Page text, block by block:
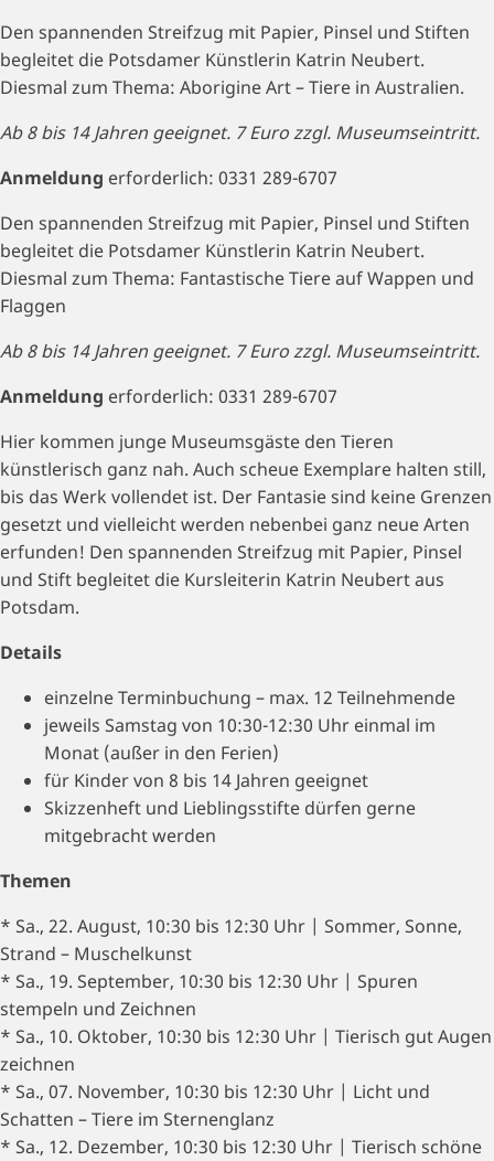
Den spannenden Streifzug mit Papier, Pinsel und Stiften
begleitet die Potsdamer Künstlerin Katrin Neubert.
Diesmal zum Thema: Aborigine Art – Tiere in Australien.
Ab 8 bis 14 Jahren geeignet. 7 Euro zzgl. Museumseintritt.
Anmeldung erforderlich: 0331 289-6707
Den spannenden Streifzug mit Papier, Pinsel und Stiften
begleitet die Potsdamer Künstlerin Katrin Neubert.
Diesmal zum Thema: Fantastische Tiere auf Wappen und
Flaggen
Ab 8 bis 14 Jahren geeignet. 7 Euro zzgl. Museumseintritt.
Anmeldung erforderlich: 0331 289-6707
Hier kommen junge Museumsgäste den Tieren
künstlerisch ganz nah. Auch scheue Exemplare halten still,
bis das Werk vollendet ist. Der Fantasie sind keine Grenzen
gesetzt und vielleicht werden nebenbei ganz neue Arten
erfunden! Den spannenden Streifzug mit Papier, Pinsel
und Stift begleitet die Kursleiterin Katrin Neubert aus
Potsdam.
Details
einzelne Terminbuchung – max. 12 Teilnehmende
jeweils Samstag von 10:30-12:30 Uhr einmal im
Monat (außer in den Ferien)
für Kinder von 8 bis 14 Jahren geeignet
Skizzenheft und Lieblingsstifte dürfen gerne
mitgebracht werden
Themen
* Sa., 22. August, 10:30 bis 12:30 Uhr | Sommer, Sonne,
Strand – Muschelkunst
* Sa., 19. September, 10:30 bis 12:30 Uhr | Spuren
stempeln und Zeichnen
* Sa., 10. Oktober, 10:30 bis 12:30 Uhr | Tierisch gut Augen
zeichnen
* Sa., 07. November, 10:30 bis 12:30 Uhr | Licht und
Schatten – Tiere im Sternenglanz
* Sa., 12. Dezember, 10:30 bis 12:30 Uhr | Tierisch schöne